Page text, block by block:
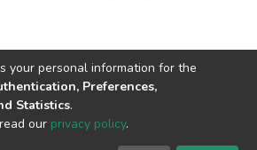
copyright © 2002-2026
your personal information for the
Preferences,
Statistics.
our privacy policy.